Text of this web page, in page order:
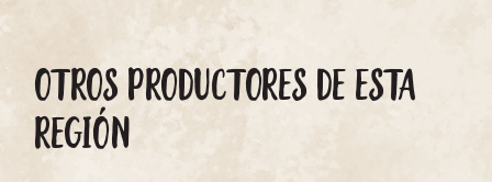
OTROS PRODUCTORES DE ESTA
REGIÓN